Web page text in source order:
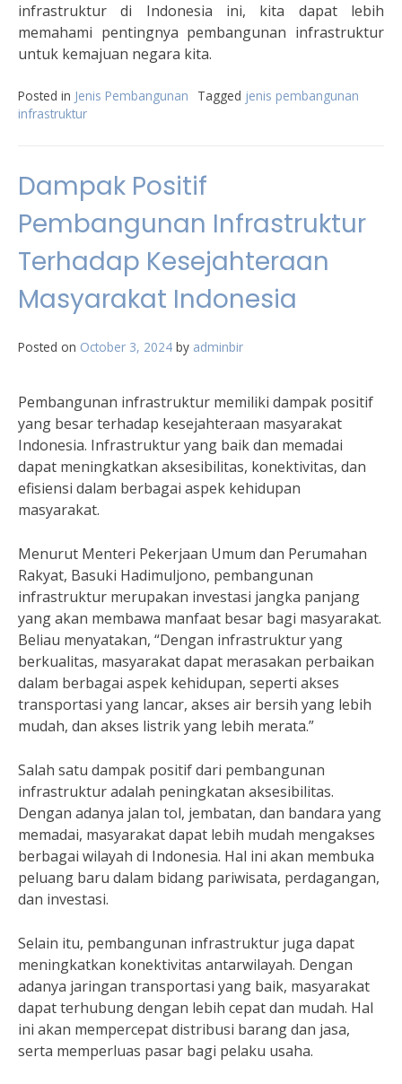
infrastruktur di Indonesia ini, kita dapat lebih
memahami pentingnya pembangunan infrastruktur
untuk kemajuan negara kita.
Posted in Jenis Pembangunan Tagged jenis pembangunan
infrastruktur
Dampak Positif
Pembangunan Infrastruktur
Terhadap Kesejahteraan
Masyarakat Indonesia
Posted on October 3, 2024 by adminbir
Pembangunan infrastruktur memiliki dampak positif
yang besar terhadap kesejahteraan masyarakat
Indonesia. Infrastruktur yang baik dan memadai
dapat meningkatkan aksesibilitas, konektivitas, dan
efisiensi dalam berbagai aspek kehidupan
masyarakat.
Menurut Menteri Pekerjaan Umum dan Perumahan
Rakyat, Basuki Hadimuljono, pembangunan
infrastruktur merupakan investasi jangka panjang
yang akan membawa manfaat besar bagi masyarakat.
Beliau menyatakan, “Dengan infrastruktur yang
berkualitas, masyarakat dapat merasakan perbaikan
dalam berbagai aspek kehidupan, seperti akses
transportasi yang lancar, akses air bersih yang lebih
mudah, dan akses listrik yang lebih merata.”
Salah satu dampak positif dari pembangunan
infrastruktur adalah peningkatan aksesibilitas.
Dengan adanya jalan tol, jembatan, dan bandara yang
memadai, masyarakat dapat lebih mudah mengakses
berbagai wilayah di Indonesia. Hal ini akan membuka
peluang baru dalam bidang pariwisata, perdagangan,
dan investasi.
Selain itu, pembangunan infrastruktur juga dapat
meningkatkan konektivitas antarwilayah. Dengan
adanya jaringan transportasi yang baik, masyarakat
dapat terhubung dengan lebih cepat dan mudah. Hal
ini akan mempercepat distribusi barang dan jasa,
serta memperluas pasar bagi pelaku usaha.